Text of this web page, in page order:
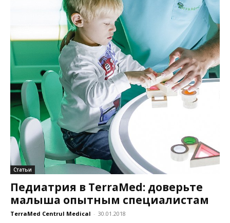
Статьи
Педиатрия в TerraMed: доверьте
малыша опытным специалистам
TerraMed Centrul Medical - 30.01.2018